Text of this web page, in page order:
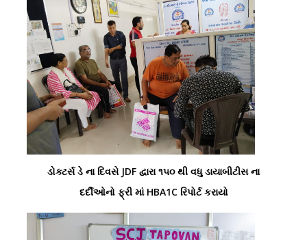
ડોક્ટર્સ ડે ના દિવસે JDF દ્વારા ૧૫૦ થી વધુ ડાયાબીટીસ ના
દર્દીઓનો ફ્રી માં HBA1C રિપોર્ટ કરાયો